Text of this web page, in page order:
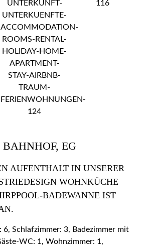
EG
AUFENTHALT IN UNSERER
WOHNKÜCHE L
BADEWANNE IST G
6, Schlafzimmer: 3, Badezimmer mit
WC: 1, Wohnzimmer: 1,